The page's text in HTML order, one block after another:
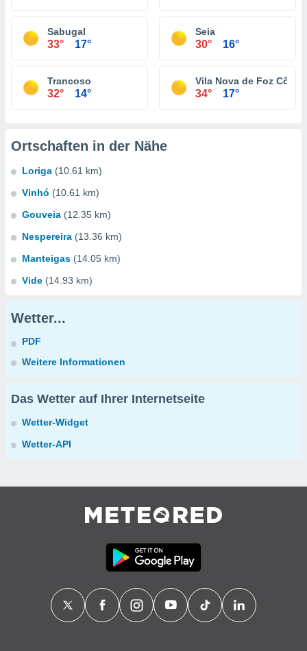
Sabugal
33° 17°
Seia
30° 16°
Trancoso
32° 14°
Vila Nova de Foz Côa
34° 17°
Ortschaften in der Nähe
Loriga (10.61 km)
Vinhó (10.61 km)
Gouveia (12.35 km)
Nespereira (13.36 km)
Manteigas (14.05 km)
Vide (14.93 km)
Wetter...
PDF
Weitere Informationen
Das Wetter auf Ihrer Internetseite
Wetter-Widget
Wetter-API